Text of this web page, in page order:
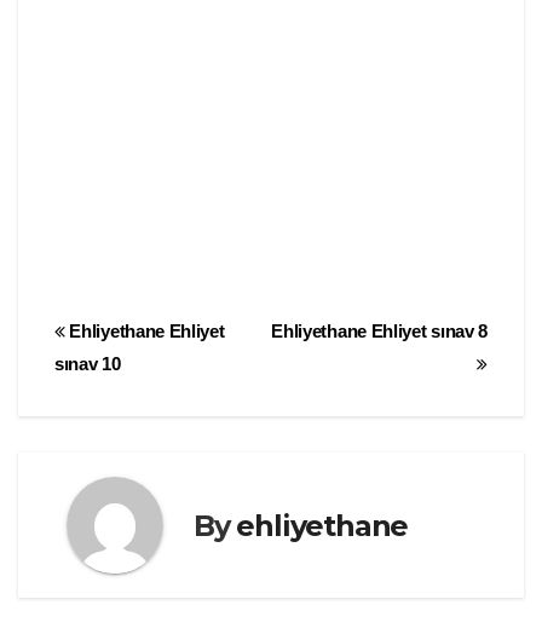
Yazı
Ehliyethane Ehliyet sınav 8
Ehliyethane Ehliyet
sınav 10
Byehliyethane